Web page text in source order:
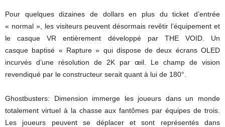
Pour quelques dizaines de dollars en plus du ticket d’entrée
« normal », les visiteurs peuvent désormais revêtir l’équipement et
le casque VR entièrement développé par THE VOID. Un
casque baptisé « Rapture » qui dispose de deux écrans OLED
incurvés d’une résolution de 2K par œil. Le champ de vision
revendiqué par le constructeur serait quant à lui de 180°.
Ghostbusters: Dimension immerge les joueurs dans un monde
totalement virtuel à la chasse aux fantômes par équipes de trois.
Les joueurs peuvent se déplacer et sont représentés dans